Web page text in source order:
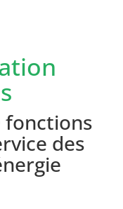
fonctions
des